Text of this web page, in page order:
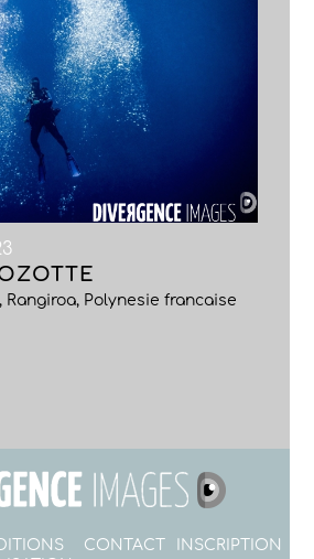
Rangiroa, Polynesie francaise
CONTACT INSCRIPTION